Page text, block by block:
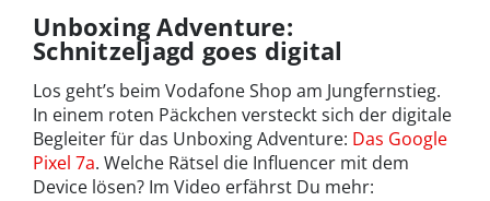
Unboxing Adventure:
Schnitzeljagd goes digital
Los geht’s beim Vodafone Shop am Jungfernstieg.
In einem roten Päckchen versteckt sich der digitale
Begleiter für das Unboxing Adventure: Das Google
Pixel 7a. Welche Rätsel die Influencer mit dem
Device lösen? Im Video erfährst Du mehr: